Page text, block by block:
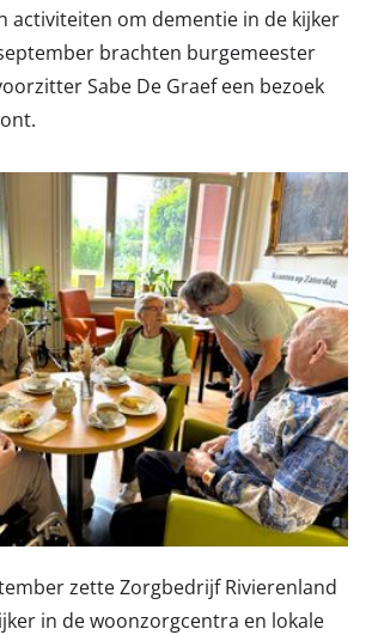
activiteiten om dementie in de kijker
brachten burgemeester
Sabe De Graef een bezoek
zette Zorgbedrijf Rivierenland
in de woonzorgcentra en lokale